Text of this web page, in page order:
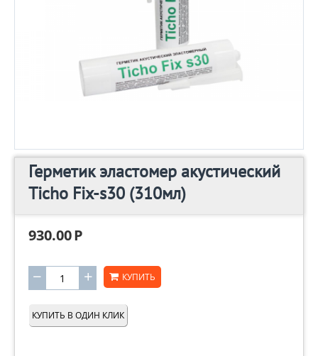
Герметик эластомер акустический
Ticho Fix-s30 (310мл)
930.00Р
+
− КУПИТЬ
КУПИТЬ В ОДИН КЛИК